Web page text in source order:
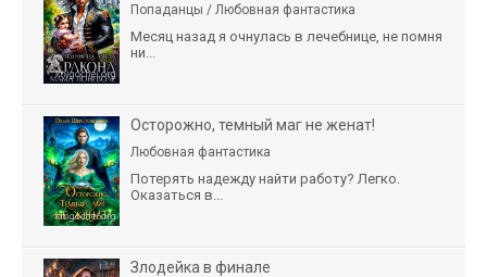
Попаданцы / Любовная фантастика
Месяц назад я очнулась в лечебнице, не помня
ни...
Осторожно, темный маг не женат!
Любовная фантастика
Потерять надежду найти работу? Легко.
Оказаться в...
Злодейка в финале